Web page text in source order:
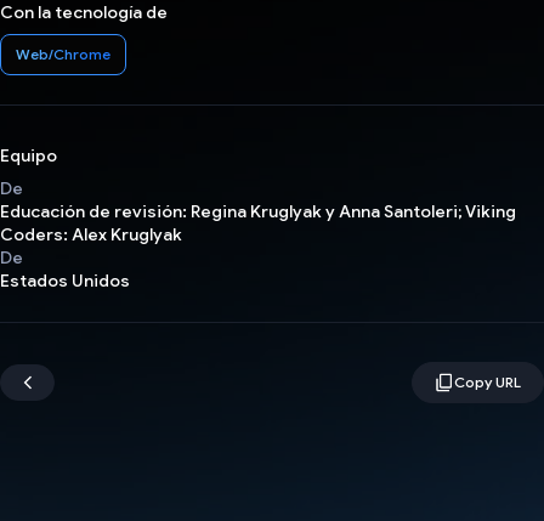
Con la tecnología de
Web/Chrome
Equipo
De
Educación de revisión: Regina Kruglyak y Anna Santoleri; Viking
Coders: Alex Kruglyak
De
Estados Unidos